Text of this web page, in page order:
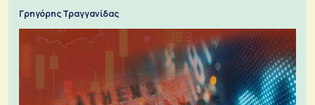
Γρηγόρης Τραγγανίδας